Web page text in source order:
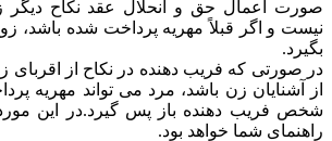
صورت اعمال حق و انحلال عقد نکاح
نیست و اگر قبلاً مهریه پرداخت شده باشد،
بگیرد.
در صورتی که فریب دهنده در نکاح از اقربای
از آشنایان زن باشد، مرد می تواند مهریه
شخص فریب دهنده باز پس گیرد.در این مورد
راهنمای شما خواهد بود.